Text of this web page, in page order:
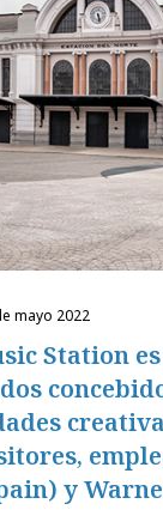
mayo 2022
Station
y